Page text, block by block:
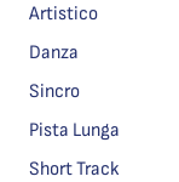
Artistico
Danza
Sincro
Pista Lunga
Short Track